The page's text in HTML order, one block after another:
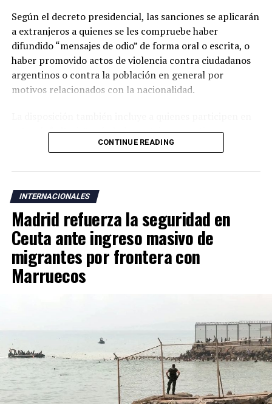
Según el decreto presidencial, las sanciones se aplicarán
a extranjeros a quienes se les compruebe haber
difundido “mensajes de odio” de forma oral o escrita, o
haber promovido actos de violencia contra ciudadanos
argentinos o contra la población en general por
motivos relacionados con la nacionalidad.
actos de “ultraje” a símbolos patrios argentinos o
incentiven la realización de acciones contempladas
Argentina mantiene una larga tradición migratoria y su
Constitución garantiza a los residentes derechos civiles,
además del acceso a servicios como salud, educación y
vivienda bajo determinadas condiciones legales.
La medida fue anunciada después de que el presidente
Javier Milei denunciara la existencia de una supuesta
“campaña antiargentina”, señalamiento para el cual no
como al Partido Demócrata de Estados Unidos.
ADVERTISEMENT
CONTINUE READING
INTERNACIONALES
Madrid refuerza la seguridad en
Ceuta ante ingreso masivo de
migrantes por frontera con
Marruecos